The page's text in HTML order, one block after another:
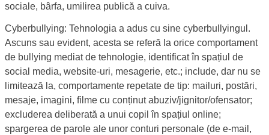
sociale, bârfa, umilirea publică a cuiva.
Cyberbullying: Tehnologia a adus cu sine cyberbullyingul.
Ascuns sau evident, acesta se referă la orice comportament
de bullying mediat de tehnologie, identificat în spațiul de
social media, website-uri, mesagerie, etc.; include, dar nu se
limitează la, comportamente repetate de tip: mailuri, postări,
mesaje, imagini, filme cu conținut abuziv/jignitor/ofensator;
excluderea deliberată a unui copil în spațiul online;
spargerea de parole ale unor conturi personale (de e-mail,